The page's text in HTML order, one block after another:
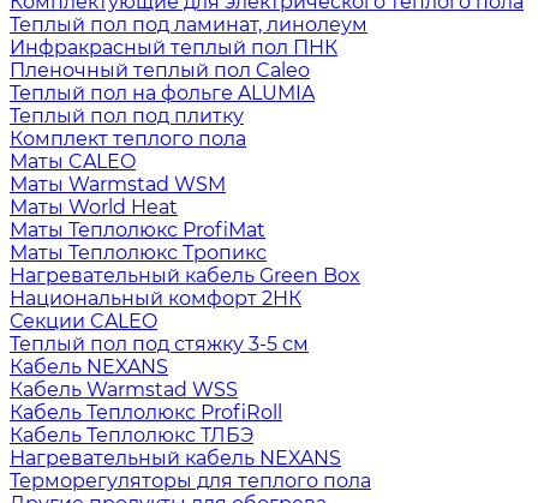
Теплый пол под ламинат, линолеум
Инфракрасный теплый пол ПНК
Пленочный теплый пол Caleo
Теплый пол на фольге ALUMIA
Теплый пол под плитку
Комплект теплого пола
Маты CALEO
Маты Warmstad WSM
Маты World Heat
Маты Теплолюкс ProfiMat
Маты Теплолюкс Тропикс
Нагревательный кабель Green Box
Национальный комфорт 2НК
Секции CALEO
Теплый пол под стяжку 3-5 см
Кабель NEXANS
Кабель Warmstad WSS
Кабель Теплолюкс ProfiRoll
Кабель Теплолюкс ТЛБЭ
Нагревательный кабель NEXANS
Терморегуляторы для теплого пола